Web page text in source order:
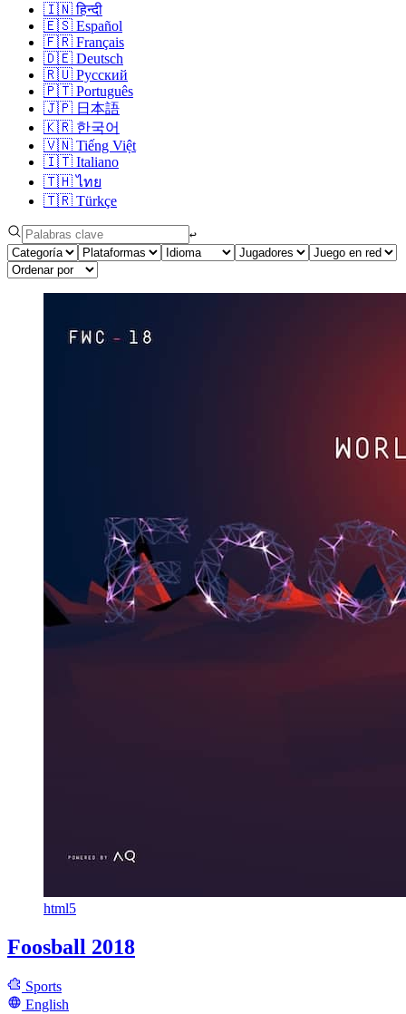
🇮🇳 हिन्दी
🇪🇸 Español
🇫🇷 Français
🇩🇪 Deutsch
🇷🇺 Русский
🇵🇹 Português
🇯🇵 日本語
🇰🇷 한국어
🇻🇳 Tiếng Việt
🇮🇹 Italiano
🇹🇭 ไทย
🇹🇷 Türkçe
↩︎
html5
Foosball 2018
Sports
English